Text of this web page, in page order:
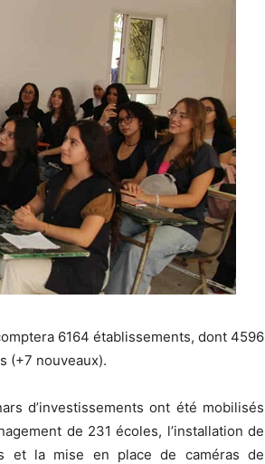
6164 établissements, dont 4596
(+7 nouveaux).
d’investissements ont été mobilisés
de 231 écoles, l’installation de
et la mise en place de caméras de